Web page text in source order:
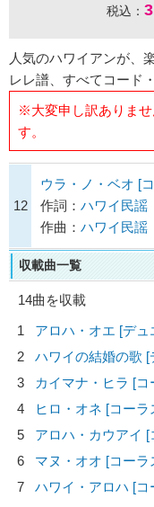
税込：
人気のハワイアンが、
レレ譜、すべてコード
※大変申し訳ありませ
す。
12
ウラ・ノ・ベオ [
作詞： ハワイ民謡
作曲： ハワイ民謡
収載曲一覧
14曲を収載
1
アロハ・オエ [デュ
2
ハワイの結婚の歌 [
3
カイマナ・ヒラ [コ
4
ヒロ・オネ [コーラ
5
アロハ・カウアイ [
6
マヌ・オオ [コーラ
7
ハワイ・アロハ [コ